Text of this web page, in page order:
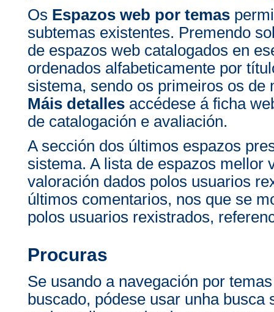
Os Espazos web por temas
subtemas existentes. Premendo
de espazos web catalogados en
ordenados alfabeticamente por
sistema, sendo os primeiros os de
Máis detalles accédese á ficha
de catalogación e avaliación.
A sección dos últimos espazos
sistema. A lista de espazos mellor
valoración dados polos usuarios
últimos comentarios, nos que se
polos usuarios rexistrados,
Procuras
Se usando a navegación por
buscado, pódese usar unha